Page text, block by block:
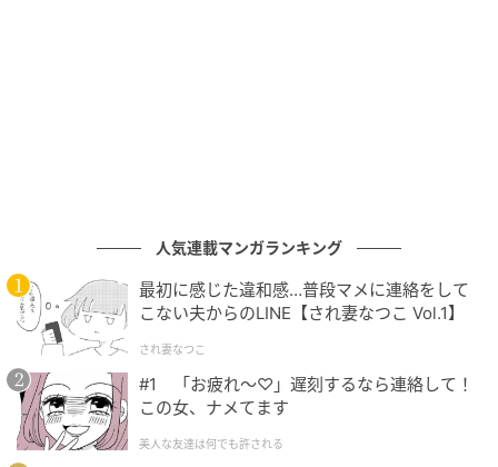
じた出来事でした。
著者：松下芽生／20代・ライター。2歳と6歳の女の子
を育てるママ。子どもが寝た後に、お菓子を食べなが
らゆっくりとネットショッピングをするのが至福のと
き。
イラスト：ひのっしー
人気連載マンガランキング
最初に感じた違和感…普段マメに連絡をして
こない夫からのLINE【され妻なつこ Vol.1】
され妻なつこ
#1 「お疲れ〜♡」遅刻するなら連絡して！
この女、ナメてます
美人な友達は何でも許される